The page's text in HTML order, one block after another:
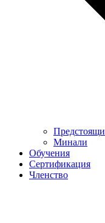
Предстоящи
Минали
Обучения
Сертификация
Членство